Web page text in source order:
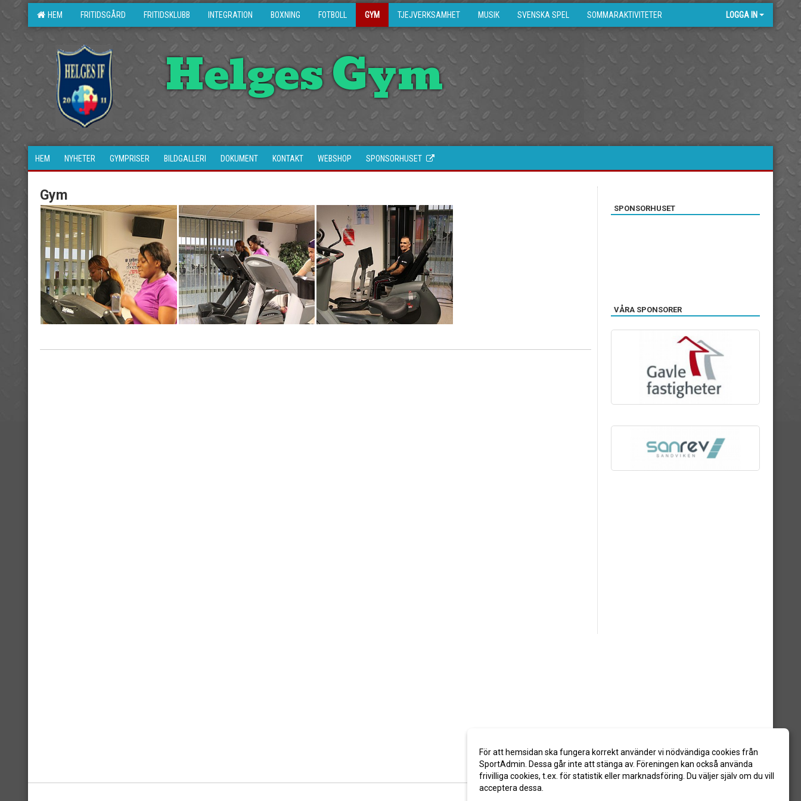
HEM FRITIDSGÅRD FRITIDSKLUBB INTEGRATION BOXNING FOTBOLL GYM TJEJVERKSAMHET MUSIK SVENSKA SPEL SOMMARAKTIVITETER LOGGA IN
Helges Gym
HEM NYHETER GYMPRISER BILDGALLERI DOKUMENT KONTAKT WEBSHOP SPONSORHUSET
Gym
SPONSORHUSET
VÅRA SPONSORER
För att hemsidan ska fungera korrekt använder vi nödvändiga cookies från
SportAdmin. Dessa går inte att stänga av. Föreningen kan också använda
frivilliga cookies, t.ex. för statistik eller marknadsföring. Du väljer själv om du vill
acceptera dessa.